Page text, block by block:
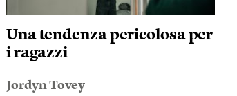
Una tendenza pericolosa per
i ragazzi
Jordyn Tovey